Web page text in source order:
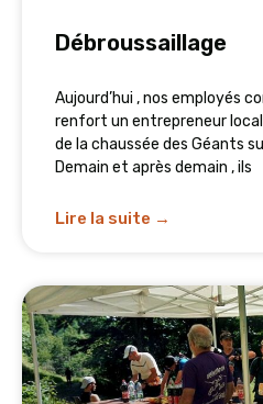
Débroussaillage
Aujourd’hui , nos employés
renfort un entrepreneur
de la chaussée des Géants
Demain et après demain , ils
Lire la suite →